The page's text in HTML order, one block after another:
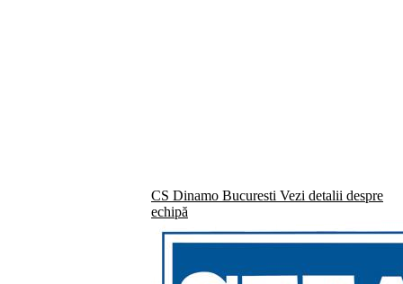
CS Dinamo Bucuresti Vezi detalii despre
echipă